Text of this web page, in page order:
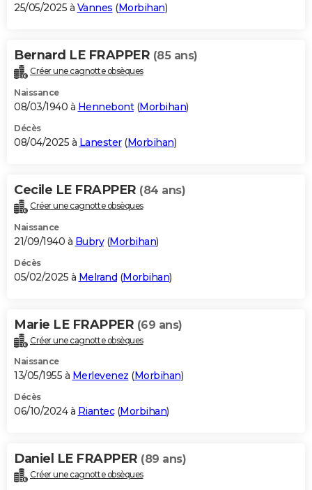
S'inscrire
Se connecter
Lycées
Collèges
Primaires
Universités
Entreprises
Service militaire
Avis de recherche
AVIS DE DÉCÈS
Bricolage
Lifestyle
Culture
Sport
Auto
Television
Voyage
Cinema
25/05/2025 à Vannes (Morbihan)
Bernard LE FRAPPER (85 ans)
Créer une cagnotte obsèques
Naissance
08/03/1940 à Hennebont(Morbihan)
Décès
08/04/2025 à Lanester(Morbihan)
Cecile LE FRAPPER (84 ans)
Créer une cagnotte obsèques
Naissance
21/09/1940 à Bubry(Morbihan)
Décès
05/02/2025 à Melrand (Morbihan)
Marie LE FRAPPER (69 ans)
Créer une cagnotte obsèques
Naissance
13/05/1955 à Merlevenez (Morbihan)
Décès
06/10/2024 à Riantec(Morbihan)
Daniel LE FRAPPER (89 ans)
Créer une cagnotte obsèques